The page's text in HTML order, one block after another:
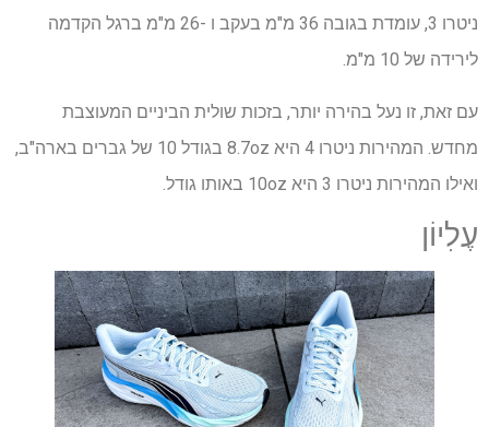
ניטרו 3, עומדת בגובה 36 מ"מ בעקב ו -26 מ"מ ברגל הקדמה
לירידה של 10 מ"מ.
עם זאת, זו נעל בהירה יותר, בזכות שולית הביניים המעוצבת
מחדש. המהירות ניטרו 4 היא 8.7oz בגודל 10 של גברים בארה"ב,
ואילו המהירות ניטרו 3 היא 10oz באותו גודל.
עֶלִיוֹן